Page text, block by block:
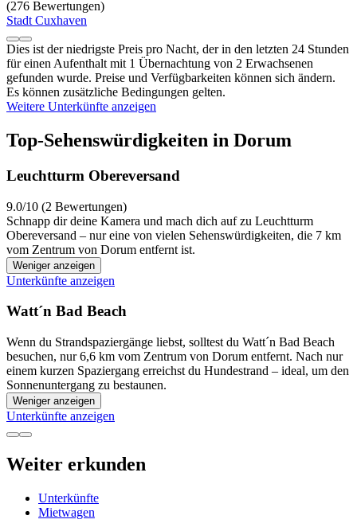
(276 Bewertungen)
Stadt Cuxhaven
Dies ist der niedrigste Preis pro Nacht, der in den letzten 24 Stunden
für einen Aufenthalt mit 1 Übernachtung von 2 Erwachsenen
gefunden wurde. Preise und Verfügbarkeiten können sich ändern.
Es können zusätzliche Bedingungen gelten.
Weitere Unterkünfte anzeigen
Top-Sehenswürdigkeiten in Dorum
Leuchtturm Obereversand
9.0/10 (2 Bewertungen)
Schnapp dir deine Kamera und mach dich auf zu Leuchtturm
Obereversand – nur eine von vielen Sehenswürdigkeiten, die 7 km
vom Zentrum von Dorum entfernt ist.
Weniger anzeigen
Unterkünfte anzeigen
Watt´n Bad Beach
Wenn du Strandspaziergänge liebst, solltest du Watt´n Bad Beach
besuchen, nur 6,6 km vom Zentrum von Dorum entfernt. Nach nur
einem kurzen Spaziergang erreichst du Hundestrand – ideal, um den
Sonnenuntergang zu bestaunen.
Weniger anzeigen
Unterkünfte anzeigen
Weiter erkunden
Unterkünfte
Mietwagen